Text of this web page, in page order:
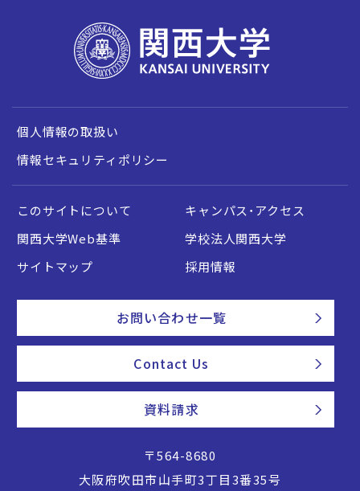
個人情報の取扱い
情報セキュリティポリシー
このサイトについて
キャンパス・アクセス
関西大学Web基準
学校法人関西大学
サイトマップ
採用情報
お問い合わせ一覧
Contact Us
資料請求
〒564-8680
大阪府吹田市山手町3丁目3番35号